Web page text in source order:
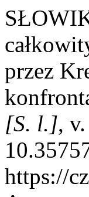
przez
[S. l.],
https://